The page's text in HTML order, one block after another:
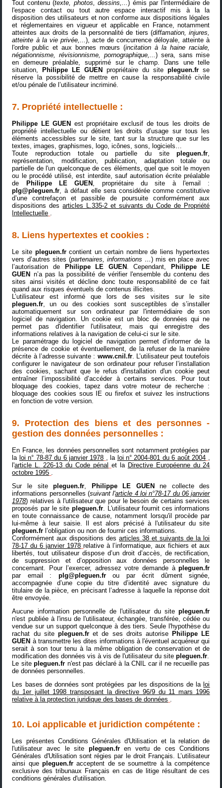
Tout contenu (texte, photos, dessins,...) émis par l'intermédiaire de
l'espace contact ou tout autre espace interactif mis à la la
disposition des utilisateurs et non conforme aux dispositions légales
et réglementaires en vigueur et applicable en France, notamment
atteintes aux droits de la personnalité de tiers (diffamation, injures,
atteinte à la vie privée,...), acte de concurrence déloyale, atteinte à
l'ordre public et aux bonnes mœurs (incitation à la haine raciale,
négationnisme, révisionnisme, pornographique,...) sera, sans mise
en demeure préalable, supprimé sur le champ. Dans une telle
situation,
Philippe LE GUEN propriétaire du sitepleguen.fr se
réserve la possibilité de mettre en cause la responsabilité civile
et/ou pénale de l’utilisateur incriminé.
7. Propriété intellectuelle :
Philippe LE GUEN est propriétaire exclusif de tous les droits de
propriété intellectuelle ou détient les droits d’usage sur tous les
éléments accessibles sur le site, tant sur la structure que sur les
textes, images, graphismes, logo, icônes, sons, logiciels…
Toute reproduction totale ou partielle du sitepleguen.fr,
représentation, modification, publication, adaptation totale ou
partielle de l'un quelconque de ces éléments, quel que soit le moyen
ou le procédé utilisé, est interdite, sauf autorisation écrite préalable
de
Philippe LE GUEN , propriétaire du site à l'email :
plg@pleguen.fr, à défaut elle sera considérée comme constitutive
d’une contrefaçon et passible de poursuite conformément aux
dispositions desarticles L.335-2 et suivants du Code de Propriété
Intellectuelle .
8. Liens hypertextes et cookies :
Le site pleguen.frcontient un certain nombre de liens hypertextes
vers d’autres sites (partenaires, informations …) mis en place avec
l’autorisation de
Philippe LE GUEN . Cependant,
Philippe LE
GUEN n’a pas la possibilité de vérifier l'ensemble du contenu des
sites ainsi visités et décline donc toute responsabilité de ce fait
quand aux risques éventuels de contenus illicites.
L’utilisateur est informé que lors de ses visites sur le site
pleguen.fr, un ou des cookies sont susceptibles de s’installer
automatiquement sur son ordinateur par l'intermédiaire de son
logiciel de navigation. Un cookie est un bloc de données qui ne
permet pas d'identifier l'utilisateur, mais qui enregistre des
informations relatives à la navigation de celui-ci sur le site.
Le paramétrage du logiciel de navigation permet d’informer de la
présence de cookie et éventuellement, de la refuser de la manière
décrite à l’adresse suivante : www.cnil.fr. L’utilisateur peut toutefois
configurer le navigateur de son ordinateur pour refuser l’installation
des cookies, sachant que le refus d'installation d'un cookie peut
entraîner l’impossibilité d’accéder à certains services. Pour tout
bloquage des cookies, tapez dans votre moteur de recherche :
bloquage des cookies sous IE ou firefox et suivez les instructions
en fonction de votre version.
9. Protection des biens et des personnes -
gestion des données personnelles :
En France, les données personnelles sont notamment protégées par
la loi n° 78-87 du 6 janvier 1978 , la loi n° 2004-801 du 6 août 2004 ,
l'article L. 226-13 du Code pénal et la Directive Européenne du 24
octobre 1995 .
Sur le sitepleguen.fr, Philippe LE GUEN
ne collecte des
informations personnelles (suivant l'article 4 loi n°78-17 du 06 janvier
1978) relatives à l'utilisateur que pour le besoin de certains services
proposés par le site pleguen.fr. L'utilisateur fournit ces informations
en toute connaissance de cause, notamment lorsqu'il procède par
lui-même à leur saisie. Il est alors précisé à l'utilisateur du site
pleguen.fr l’obligation ou non de fournir ces informations.
Conformément aux dispositions desarticles 38 et suivants de la loi
78-17 du 6 janvier 1978 relative à l’informatique, aux fichiers et aux
libertés, tout utilisateur dispose d’un droit d’accès, de rectification,
de suppression et d’opposition aux données personnelles le
concernant. Pour l’exercer, adressez votre demande àpleguen.fr
par email : plg@pleguen.frou par écrit dûment signée,
accompagnée d’une copie du titre d’identité avec signature du
titulaire de la pièce, en précisant l’adresse à laquelle la réponse doit
être envoyée.
Aucune information personnelle de l'utilisateur du sitepleguen.fr
n'est publiée à l'insu de l'utilisateur, échangée, transférée, cédée ou
vendue sur un support quelconque à des tiers. Seule l'hypothèse du
rachat du sitepleguen.fr et de ses droits autorise Philippe LE
GUEN à transmettre les dites informations à l'éventuel acquéreur qui
serait à son tour tenu à la même obligation de conservation et de
modification des données vis à vis de l'utilisateur du sitepleguen.fr.
Le sitepleguen.fr n'est pas déclaré à la CNIL car il ne recueille pas
de données personnelles.
Les bases de données sont protégées par les dispositions de la loi
du 1er juillet 1998 transposant la directive 96/9 du 11 mars 1996
relative à la protection juridique des bases de données .
10. Loi applicable et juridiction compétente :
Les présentes Conditions Générales d'Utilisation et la relation de
l'utilisateur avec le site pleguen.fren vertu de ces Conditions
Générales d'Utilisation sont régies par le droit Français. L’utilisateur
ainsi quepleguen.fr acceptent de se soumettre à la compétence
exclusive des tribunaux Français en cas de litige résultant de ces
conditions générales d'utilisation.